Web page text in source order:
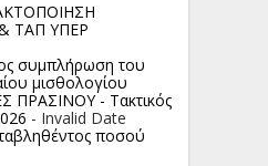
ΤΑΠ ΥΠΕΡ
συμπλήρωση του
μισθολογίου
ΠΡΑΣΙΝΟΥ - Τακτικός
- Invalid Date
ποσoύ